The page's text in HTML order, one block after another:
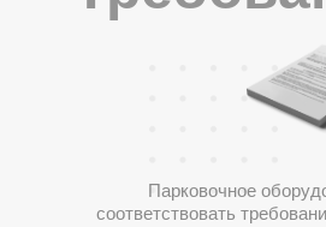
ограничительным барьером для
Парковочные столбики могут
собой цепочкой или специальной
Парковочное
соответствовать